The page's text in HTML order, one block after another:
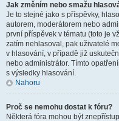
Jak změním nebo smažu
Je to stejné jako s příspěvky,
autorem, moderátorem nebo
první příspěvek v tématu (toto je
zatím nehlasoval, pak uživatelé
v hlasování, v případě již
nebo administrátor. Tímto
s výsledky hlasování.
Nahoru
Proč se nemohu dostat k fóru?
Některá fóra mohou být